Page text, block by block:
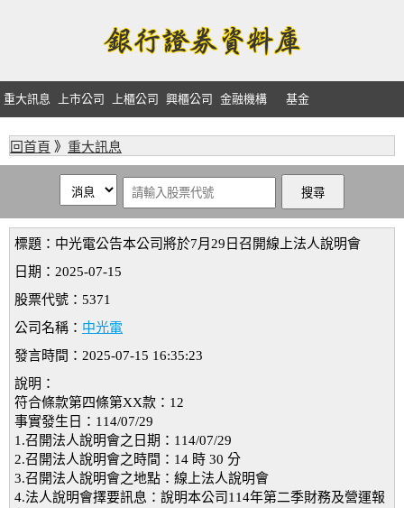
重大訊息 上市公司 上櫃公司 興櫃公司 金融機構 基金
回首頁 》 重大訊息
標題：中光電公告本公司將於7月29日召開線上法人說明會
日期：2025-07-15
股票代號：5371
公司名稱： 中光電
發言時間：2025-07-15 16:35:23
說明：
符合條款第四條第XX款：12
事實發生日：114/07/29
1.召開法人說明會之日期：114/07/29
2.召開法人說明會之時間：14 時 30 分
3.召開法人說明會之地點：線上法人說明會
4.法人說明會擇要訊息：說明本公司114年第二季財務及營運報